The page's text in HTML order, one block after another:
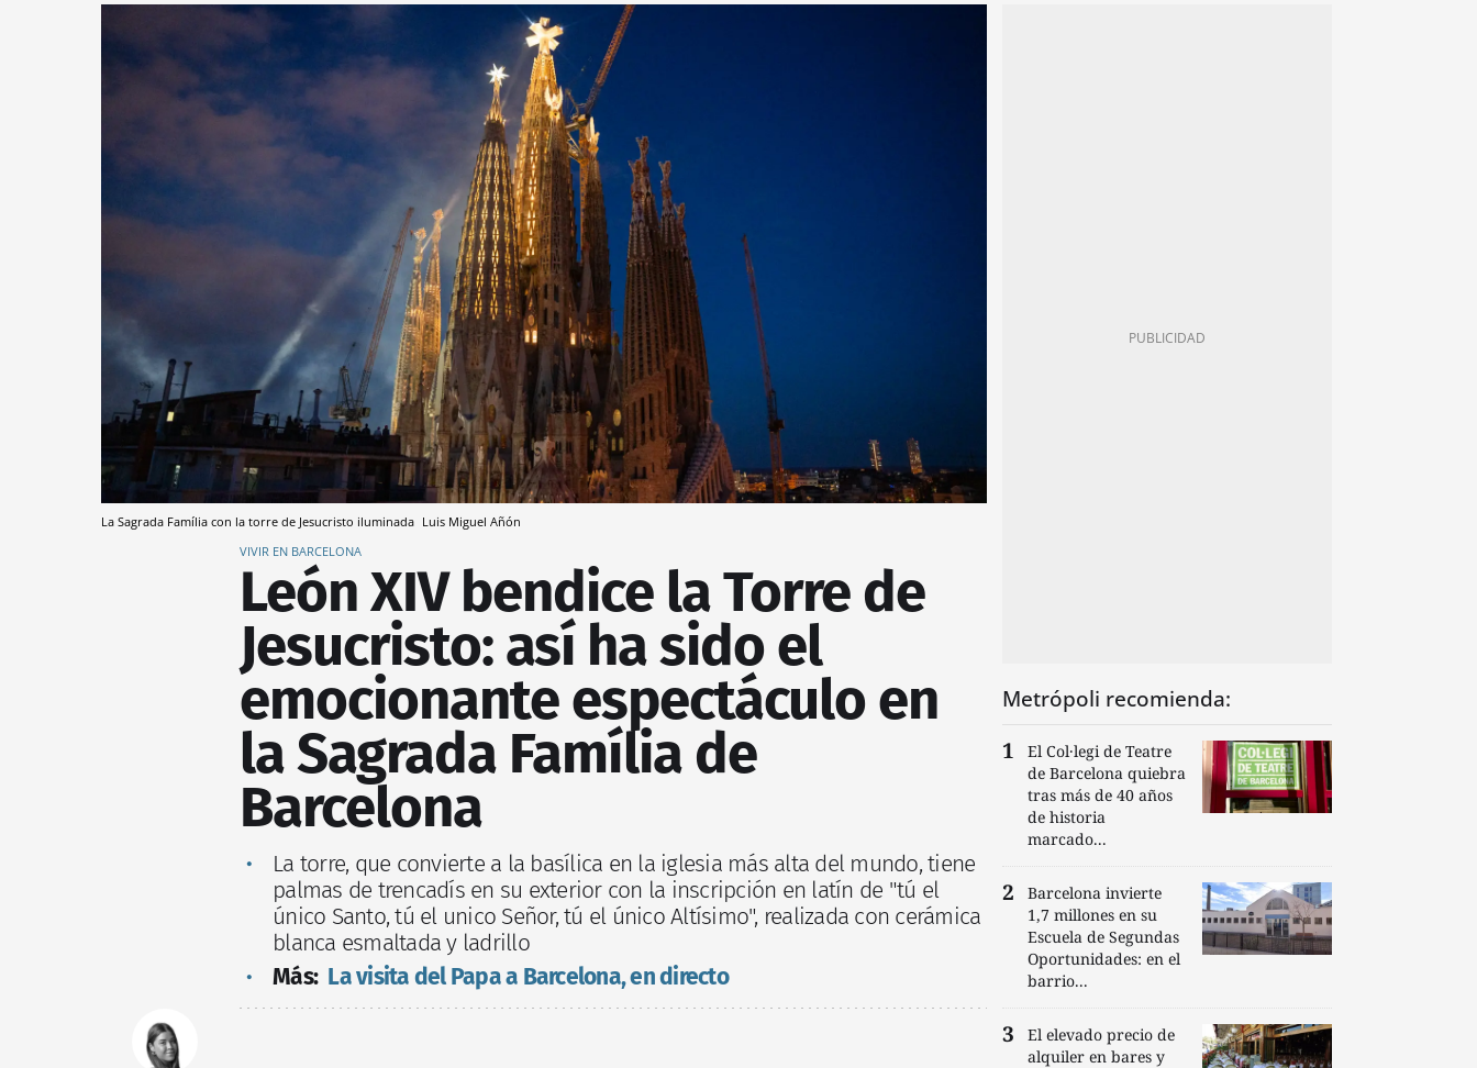
La Sagrada Família con la torre de Jesucristo iluminada Luis Miguel Añón
VIVIR EN BARCELONA
León XIV bendice la Torre de
Jesucristo: así ha sido el
emocionante espectáculo en
la Sagrada Família de
Barcelona
La torre, que convierte a la basílica en la iglesia más alta del mundo, tiene
palmas de trencadís en su exterior con la inscripción en latín de "tú el
único Santo, tú el unico Señor, tú el único Altísimo", realizada con cerámica
blanca esmaltada y ladrillo
Más: La visita del Papa a Barcelona, en directo
Metrópoli recomienda:
El Col·legi de Teatre
de Barcelona quiebra
tras más de 40 años
de historia
marcado...
Barcelona invierte
1,7 millones en su
Escuela de Segundas
Oportunidades: en el
barrio...
El elevado precio de
alquiler en bares y